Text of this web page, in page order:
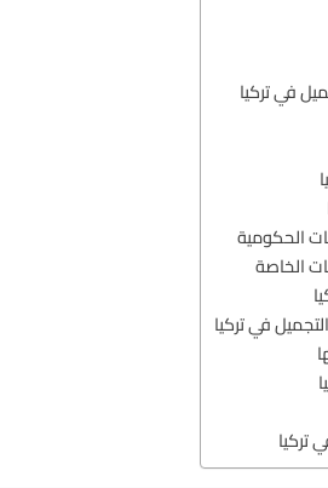
في تركيا
الحكومية
الخاصة
في تركيا
تركيا